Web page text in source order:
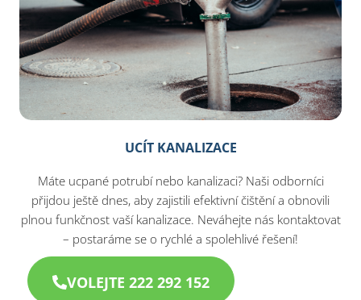
UCÍT KANALIZACE
Máte ucpané potrubí nebo kanalizaci? Naši odborníci
přijdou ještě dnes, aby zajistili efektivní čištění a obnovili
plnou funkčnost vaší kanalizace. Neváhejte nás kontaktovat
– postaráme se o rychlé a spolehlivé řešení!
VOLEJTE 222 292 152